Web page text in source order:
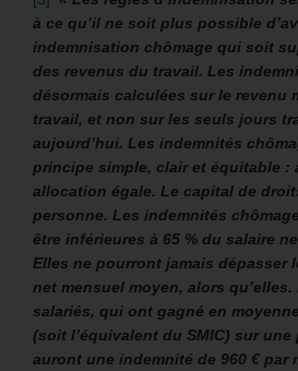
à ce qu’il ne soit plus possible
indemnisation chômage qui soit
des revenus du travail. Les
désormais calculées sur le revenu
travail, et non sur les seuls jours
aujourd’hui. Les indemnités
principe simple, clair et équitable :
allocation égale. Le capital de
personne. Les indemnités
être inférieures à 65 % du salaire
Elles ne pourront jamais dépasser
net mensuel moyen, alors
salariés, qui ont gagné en
(soit l’équivalent du SMIC) sur une
auront une indemnité de 960 € par